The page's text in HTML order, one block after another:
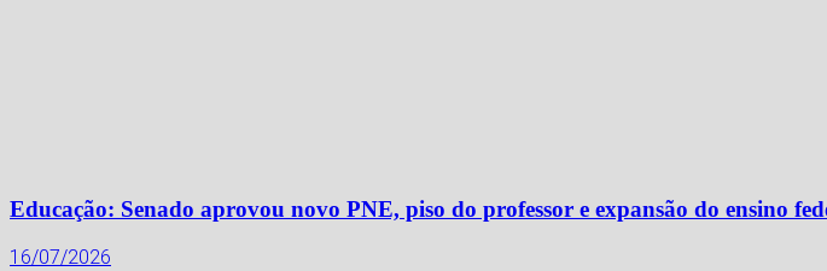
Educação: Senado aprovou novo PNE, piso do professor e expansão do ensino
16/07/2026